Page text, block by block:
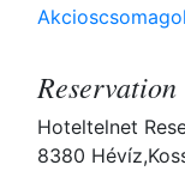
Reservation
Hoteltelnet
8380